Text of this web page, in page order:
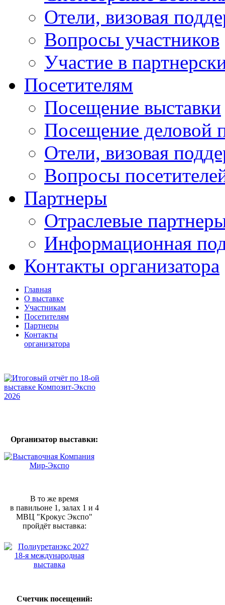
Отели, визовая
Вопросы участников
Участие в
Посетителям
Посещение выставки
Посещение деловой
Отели, визовая
Вопросы
Партнеры
Отраслевые
Информационная
Контакты организатора
Главная
О выставке
Участникам
Посетителям
Партнеры
Контакты
организатора
Организатор выставки:
В то же время
в павильоне 1, залах 1 и 4
МВЦ "Крокус Экспо"
пройдёт выставка:
Счетчик посещений: